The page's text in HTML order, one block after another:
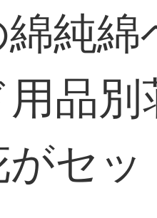
純
品
セッ